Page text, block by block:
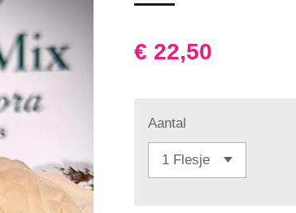
€ 22,50
Aantal